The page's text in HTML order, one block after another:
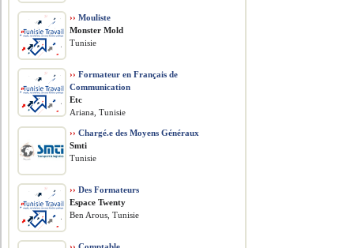
›› Mouliste
Monster Mold
Tunisie
›› Formateur en Français de
Communication
Etc
Ariana, Tunisie
›› Chargé.e des Moyens Généraux
Smti
Tunisie
›› Des Formateurs
Espace Twenty
Ben Arous, Tunisie